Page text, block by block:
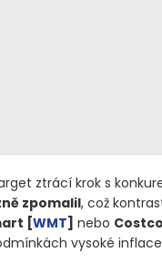
ztrácí krok s
zpomalil, což
[WMT] nebo
vysoké